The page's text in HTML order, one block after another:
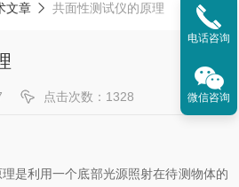
文章 共面性测试仪的原理
点击次数：1328
是利用一个底部光源照射在待测物体的
电话咨询
微信咨询